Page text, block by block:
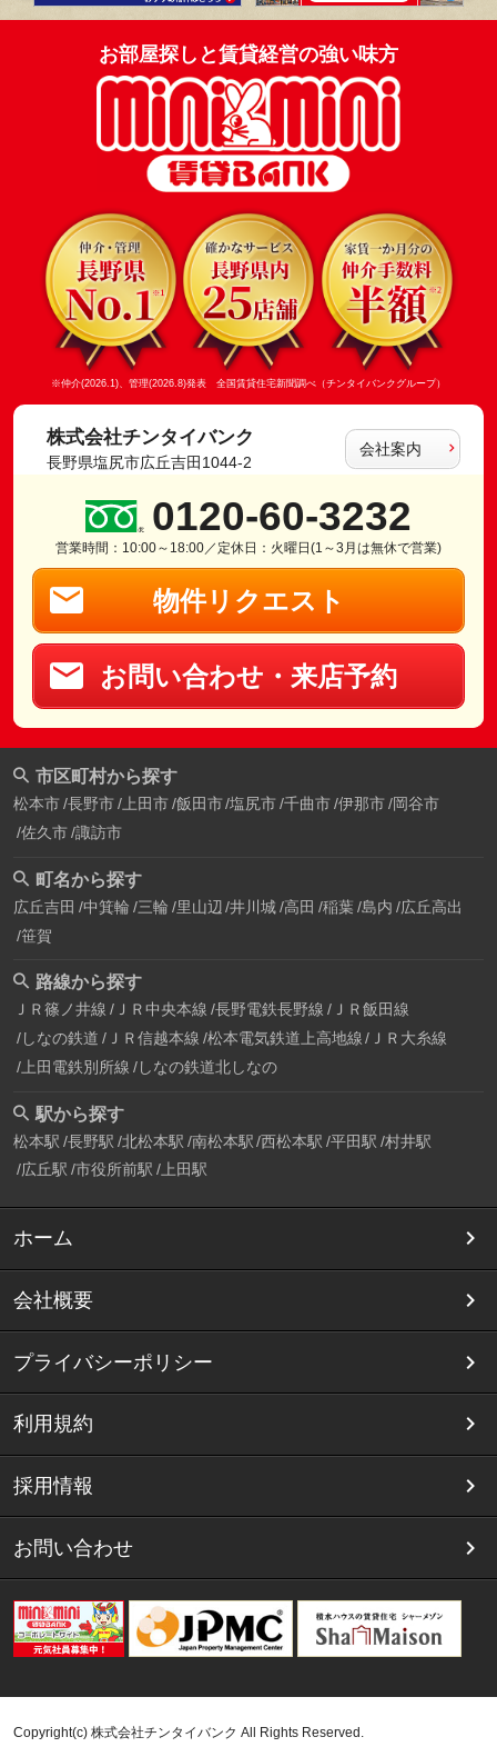
お部屋探しと賃貸経営の強い味方
※仲介(2026.1)、管理(2026.8)発表 全国賃貸住宅新聞調べ（チンタイバンクグループ）
株式会社チンタイバンク
長野県塩尻市広丘吉田1044-2
会社案内
0120-60-3232
営業時間：10:00～18:00／定休日：火曜日(1～3月は無休で営業)
物件リクエスト
お問い合わせ・来店予約
市区町村から探す
松本市 長野市 上田市 飯田市 塩尻市 千曲市 伊那市 岡谷市
佐久市 諏訪市
町名から探す
広丘吉田 中箕輪 三輪 里山辺 井川城 高田 稲葉 島内 広丘高出
笹賀
路線から探す
ＪＲ篠ノ井線 ＪＲ中央本線 長野電鉄長野線 ＪＲ飯田線
しなの鉄道 ＪＲ信越本線 松本電気鉄道上高地線
ＪＲ大糸線
上田電鉄別所線 しなの鉄道北しなの
駅から探す
松本駅 長野駅 北松本駅 南松本駅 西松本駅 平田駅 村井駅
広丘駅 市役所前駅 上田駅
ホーム
会社概要
プライバシーポリシー
利用規約
採用情報
お問い合わせ
Copyright(c) 株式会社チンタイバンク All Rights Reserved.